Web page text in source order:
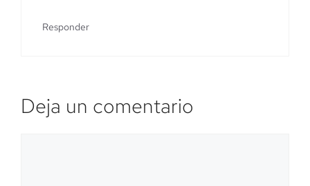
Responder
Deja un comentario